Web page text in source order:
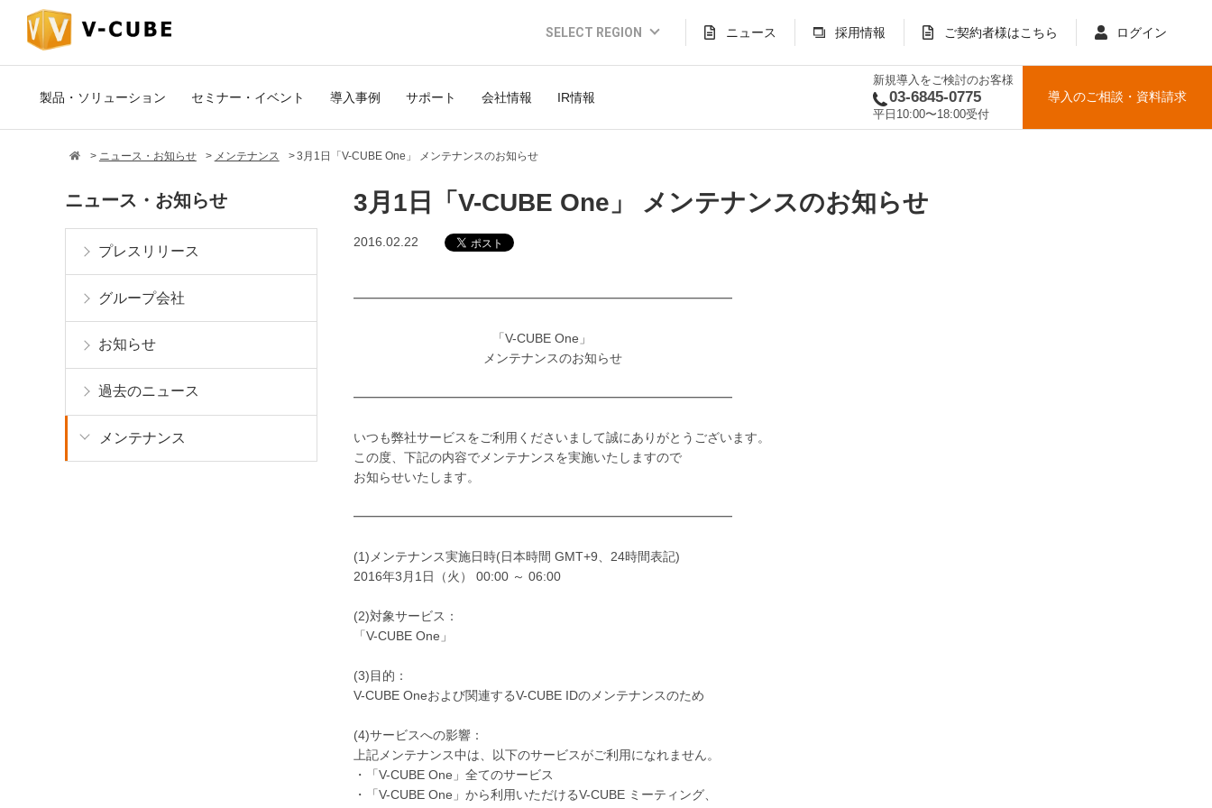
SELECT REGION
Global Website (English)
JAPAN (日本語)
INDONESIA (Bahasa)
ニュース 採用情報 ご契約者様はこちら ログイン
製品・ソリューション セミナー・イベント 導入事例 サポート 会社情報 IR情報
新規導入をご検討のお客様
03-6845-0775
平日10:00〜18:00受付
導入のご相談 ・ 資料請求
ニュース・お知らせ メンテナンス 3月1日「V-CUBE One」 メンテナンスのお知らせ
3月1日「V-CUBE One」 メンテナンスのお知らせ
2016.02.22
━━━━━━━━━━━━━━━━━━━━━━━━━━━━━━
「V-CUBE One」
メンテナンスのお知らせ
━━━━━━━━━━━━━━━━━━━━━━━━━━━━━━
いつも弊社サービスをご利用くださいまして誠にありがとうございます。
この度、下記の内容でメンテナンスを実施いたしますので
お知らせいたします。
━━━━━━━━━━━━━━━━━━━━━━━━━━━━━━
(1)メンテナンス実施日時(日本時間 GMT+9、24時間表記)
2016年3月1日（火） 00:00 ～ 06:00
(2)対象サービス：
「V-CUBE One」
(3)目的：
V-CUBE Oneおよび関連するV-CUBE IDのメンテナンスのため
(4)サービスへの影響：
上記メンテナンス中は、以下のサービスがご利用になれません。
・「V-CUBE One」全てのサービス
・「V-CUBE One」から利用いただけるV-CUBE ミーティング、
ニュース・お知らせ
プレスリリース
グループ会社
お知らせ
過去のニュース
メンテナンス